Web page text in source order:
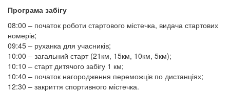
Програма забігу
08:00 – початок роботи стартового містечка, видача стартових
номерів;
09:45 – руханка для учасників;
10:00 – загальний старт (21км, 15км, 10км, 5км);
10:10 – старт дитячого забігу 1 км;
10:40 – початок нагородження переможців по дистанціях;
12:30 – закриття спортивного містечка.